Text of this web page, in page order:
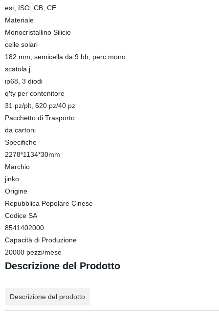
est, ISO, CB, CE
Materiale
Monocristallino Silicio
celle solari
182 mm, semicella da 9 bb, perc mono
scatola j.
ip68, 3 diodi
q′ty per contenitore
31 pz/plt, 620 pz/40 pz
Pacchetto di Trasporto
da cartoni
Specifiche
2278*1134*30mm
Marchio
jinko
Origine
Repubblica Popolare Cinese
Codice SA
8541402000
Capacità di Produzione
20000 pezzi/mese
Descrizione del Prodotto
Descrizione del prodotto